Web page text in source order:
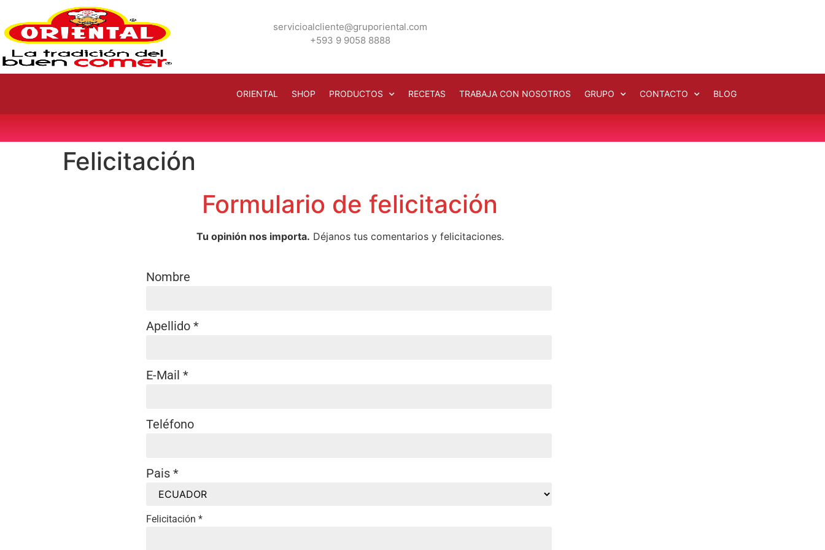
servicioalcliente@gruporiental.com
+593 9 9058 8888
ORIENTAL SHOP PRODUCTOS RECETAS TRABAJA CON NOSOTROS GRUPO CONTACTO BLOG
Felicitación
Formulario de felicitación
Tu opinión nos importa. Déjanos tus comentarios y felicitaciones.
Nombre
Apellido *
E-Mail *
Teléfono
Pais *
Felicitación *